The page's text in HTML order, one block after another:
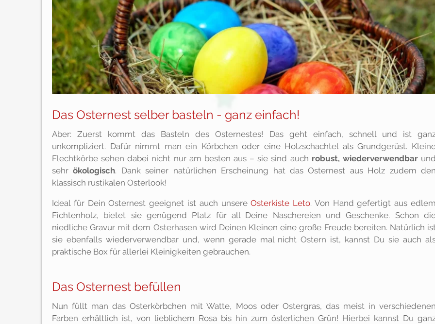
Das Osternest selber basteln - ganz einfach!
Aber: Zuerst kommt das Basteln des Osternestes! Das geht einfach, schnell und ist
unkompliziert. Dafür nimmt man ein Körbchen oder eine Holzschachtel als Grundgerüst.
Flechtkörbe sehen dabei nicht nur am besten aus – sie sind auch robust, wiederverwendbarund
sehrökologisch. Dank seiner natürlichen Erscheinung hat das Osternest aus Holz zudem den
klassisch rustikalen Osterlook!
Ideal für Dein Osternest geeignet ist auch unsereOsterkiste Leto. Von Hand gefertigt aus edlem
Fichtenholz, bietet sie genügend Platz für all Deine Naschereien und Geschenke. Schon
niedliche Gravur mit dem Osterhasen wird Deinen Kleinen eine große Freude bereiten. Natürlich
sie ebenfalls wiederverwendbar und, wenn gerade mal nicht Ostern ist, kannst Du sie auch
praktische Box für allerlei Kleinigkeiten gebrauchen.
Das Osternest befüllen
Nun füllt man das Osterkörbchen mit Watte, Moos oder Ostergras, das meist in verschiedenen
Farben erhältlich ist, von lieblichem Rosa bis hin zum österlichen Grün! Hierbei kannst Du